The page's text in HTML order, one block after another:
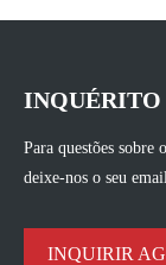
INQUÉRITO
Para questões sobre
deixe-nos o seu
INQUIRIR